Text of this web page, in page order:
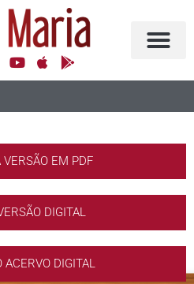
VERSÃO EM PDF
DIGITAL
ACERVO DIGITAL